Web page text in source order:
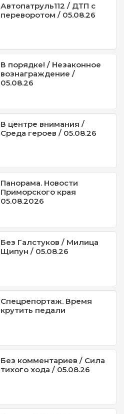
Автопатруль112 / ДТП с
переворотом / 05.08.26
В порядке! / Незаконное
вознаграждение /
05.08.26
В центре внимания /
Среда героев / 05.08.26
Панорама. Новости
Приморского края
05.08.2026
Без Галстуков / Милица
Щипун / 05.08.26
Спецрепортаж. Время
крутить педали
Без комментариев / Сила
тихого хода / 05.08.26